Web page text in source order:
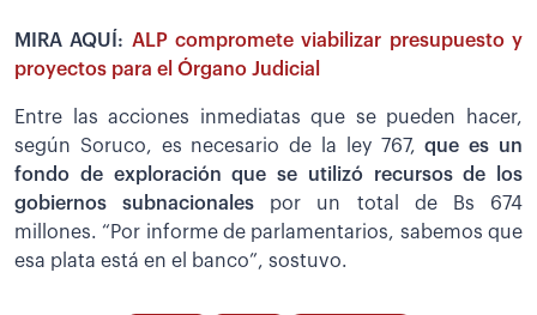
MIRA AQUÍ: ALP compromete viabilizar presupuesto y
proyectos para el Órgano Judicial
Entre las acciones inmediatas que se pueden hacer,
según Soruco, es necesario de la ley 767, que es un
fondo de exploración que se utilizó recursos de los
gobiernos subnacionales por un total de Bs 674
millones. “Por informe de parlamentarios, sabemos que
esa plata está en el banco”, sostuvo.